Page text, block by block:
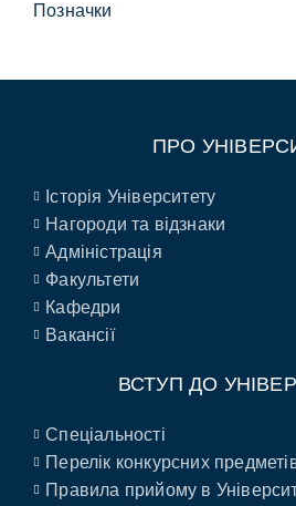
Позначки
ПРО
Історія Університету
Нагороди та відзнаки
Адміністрація
Факультети
Кафедри
Вакансії
ВСТУП ДО
Спеціальності
Перелік конкурсних
Правила прийому в